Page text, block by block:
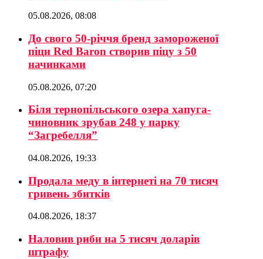
05.08.2026, 08:08
До свого 50-річчя бренд замороженої
піци Red Baron створив піцу з 50
начинками
05.08.2026, 07:20
Біля тернопільського озера хапуга-
чиновник зрубав 248 у парку
“Загребелля”
04.08.2026, 19:33
Продала меду в інтернеті на 70 тисяч
гривень збитків
04.08.2026, 18:37
Наловив риби на 5 тисяч доларів
штрафу